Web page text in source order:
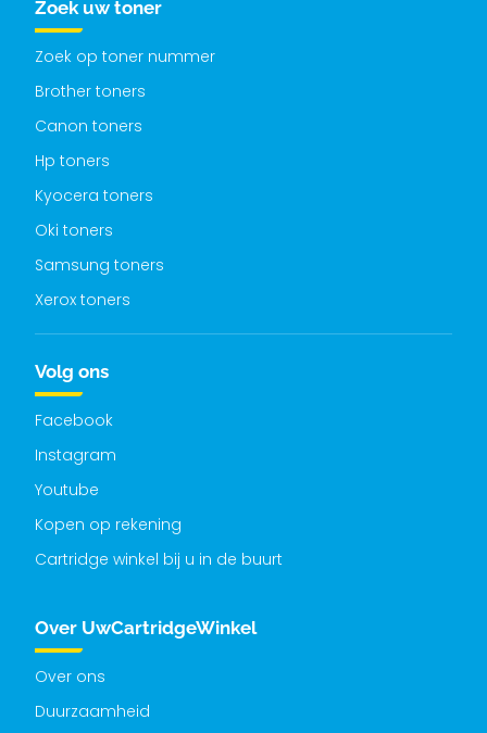
Zoek uw toner
Zoek op toner nummer
Brother toners
Canon toners
Hp toners
Kyocera toners
Oki toners
Samsung toners
Xerox toners
Volg ons
Facebook
Instagram
Youtube
Kopen op rekening
Cartridge winkel bij u in de buurt
Over UwCartridgeWinkel
Over ons
Duurzaamheid